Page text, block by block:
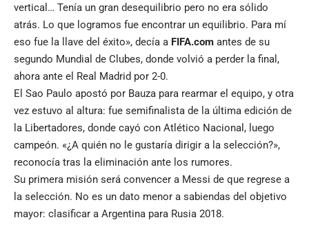
vertical… Tenía un gran desequilibrio pero no era sólido
atrás. Lo que logramos fue encontrar un equilibrio. Para mí
eso fue la llave del éxito», decía a FIFA.com antes de su
segundo Mundial de Clubes, donde volvió a perder la final,
ahora ante el Real Madrid por 2-0.
El Sao Paulo apostó por Bauza para rearmar el equipo, y otra
vez estuvo al altura: fue semifinalista de la última edición de
la Libertadores, donde cayó con Atlético Nacional, luego
campeón. «¿A quién no le gustaría dirigir a la selección?»,
reconocía tras la eliminación ante los rumores.
Su primera misión será convencer a Messi de que regrese a
la selección. No es un dato menor a sabiendas del objetivo
mayor: clasificar a Argentina para Rusia 2018.